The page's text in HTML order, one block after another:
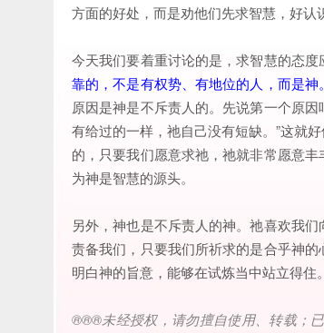
方面的好处，而是劝他们先求智慧，好认
今天我们要着重讨论的是，求智慧的态
靠的，不是有权势、有地位的人，而是神
原因是神是不斥责人的。先说第一个原
有给过的一样，祂自己没有短缺。”这就
的，只要我们愿意求祂，祂就非常愿意
为神是智慧的源头。
另外，神也是不斥责人的神。祂喜欢我
责备我们，只要我们所祈求的是合乎神
明白神的旨意，能够在试炼当中站立得住。
®®®未经授权，请勿擅自使用、转载；